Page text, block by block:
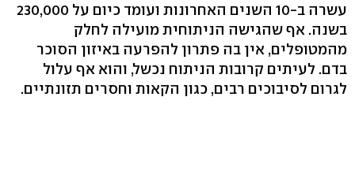
עשרה ב-10 השנים האחרונות ועומד כיום על 230,000
בשנה. אף שהגישה הניתוחית מועילה לחלק
מהמטופלים, אין בה פתרון להפרעה באיזון הסוכר
בדם. לעיתים קרובות הניתוח נכשל, והוא אף עלול
לגרום לסיבוכים רבים, כגון הקאות וחסרים תזונתיים.